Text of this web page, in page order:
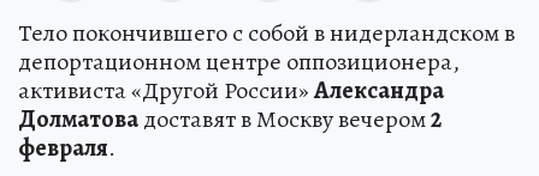
Тело покончившего с собой в нидерландском в
депортационном центре оппозиционера,
активиста «Другой России»Александра
Долматова